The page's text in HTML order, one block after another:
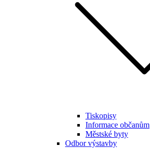
Tiskopisy
Informace občanům
Městské byty
Odbor výstavby